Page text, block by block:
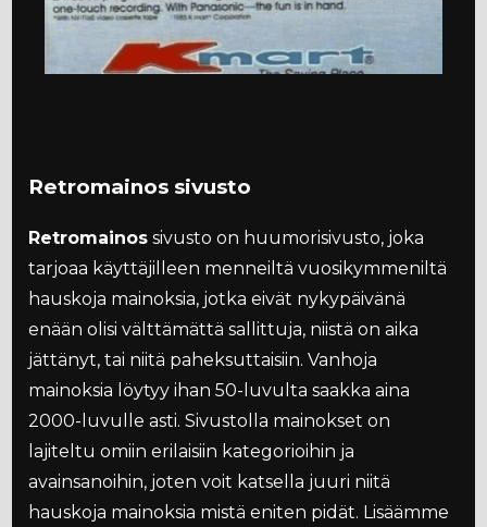
Retromainos sivusto
Retromainos sivusto on huumorisivusto, joka
tarjoaa käyttäjilleen menneiltä vuosikymmeniltä
hauskoja mainoksia, jotka eivät nykypäivänä
enään olisi välttämättä sallittuja, niistä on aika
jättänyt, tai niitä paheksuttaisiin. Vanhoja
mainoksia löytyy ihan 50-luvulta saakka aina
2000-luvulle asti. Sivustolla mainokset on
lajiteltu omiin erilaisiin kategorioihin ja
avainsanoihin, joten voit katsella juuri niitä
hauskoja mainoksia mistä eniten pidät. Lisäämme